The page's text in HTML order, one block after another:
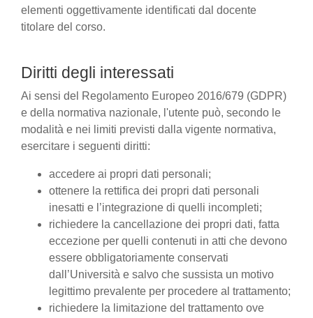
elementi oggettivamente identificati dal docente
titolare del corso.
Diritti degli interessati
Ai sensi del Regolamento Europeo 2016/679 (GDPR)
e della normativa nazionale, l'utente può, secondo le
modalità e nei limiti previsti dalla vigente normativa,
esercitare i seguenti diritti:
accedere ai propri dati personali;
ottenere la rettifica dei propri dati personali
inesatti e l’integrazione di quelli incompleti;
richiedere la cancellazione dei propri dati, fatta
eccezione per quelli contenuti in atti che devono
essere obbligatoriamente conservati
dall’Università e salvo che sussista un motivo
legittimo prevalente per procedere al trattamento;
richiedere la limitazione del trattamento ove